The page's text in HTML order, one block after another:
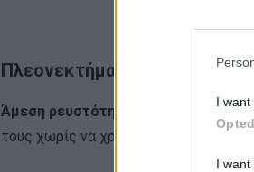
I want
I want
Πλεονεκτήματα
Άμεση ρευστότητα:
Οι συλλέκτες
τους χωρίς να χρειάζεται να τα